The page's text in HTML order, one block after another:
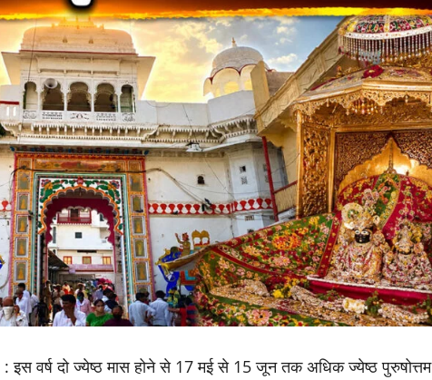
: इस वर्ष दो ज्येष्ठ मास होने से 17 मई से 15 जून तक अधिक ज्येष्ठ पुरुषोत्तम